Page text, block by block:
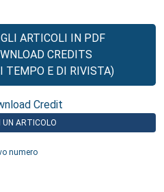
ARTICOLI IN PDF
CREDITS
TEMPO E DI RIVISTA)
Credit
UN ARTICOLO
numero